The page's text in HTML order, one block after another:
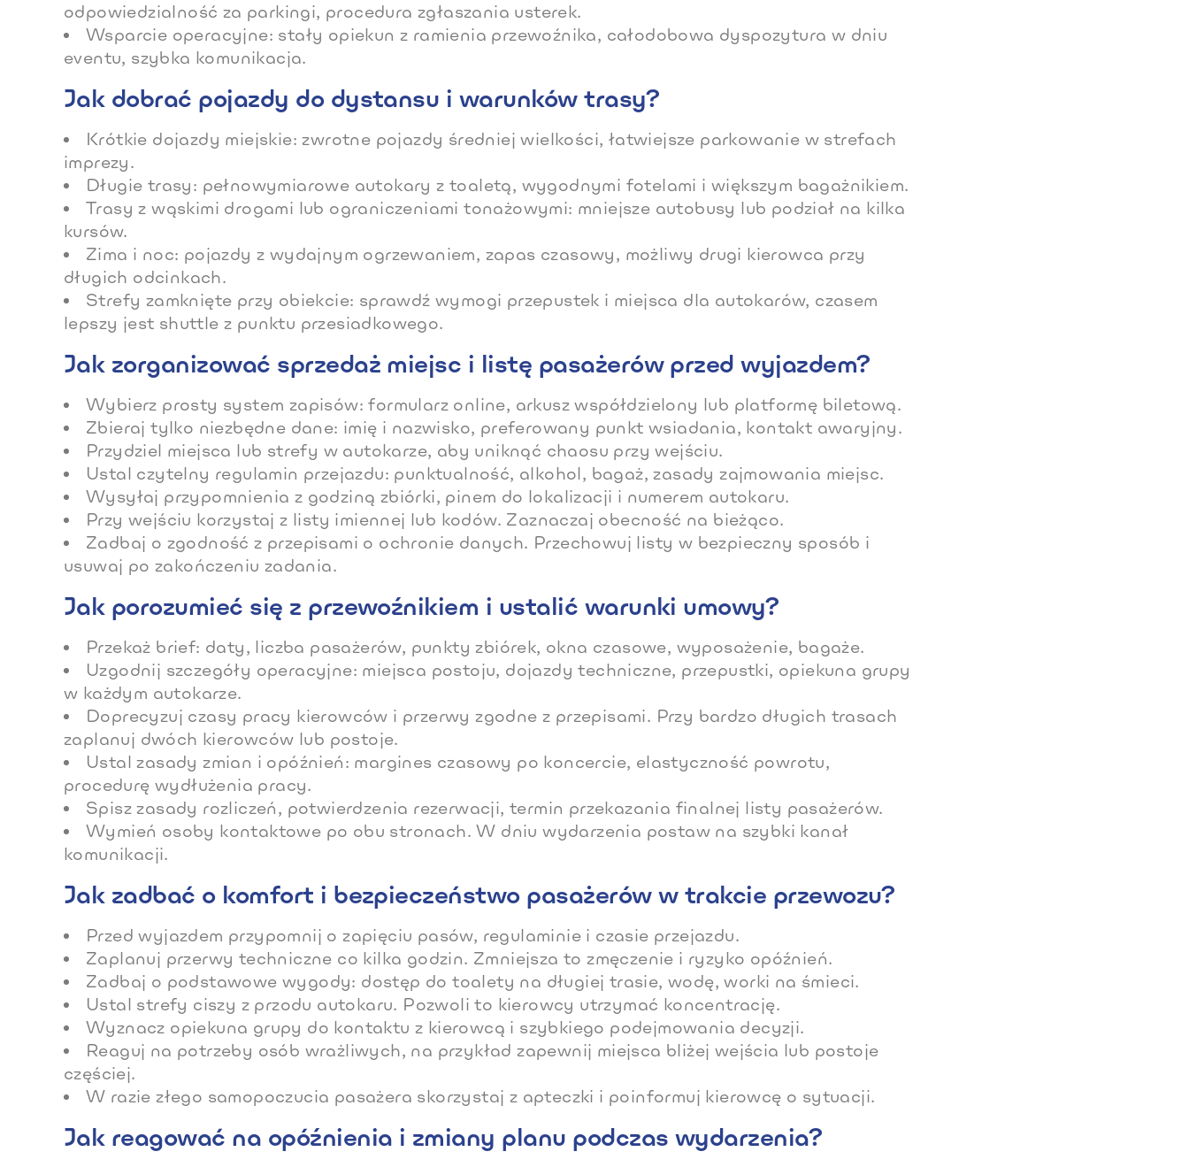
odpowiedzialność za parkingi, procedura zgłaszania usterek.
Wsparcie operacyjne: stały opiekun z ramienia przewoźnika, całodobowa dyspozytura w dniu
eventu, szybka komunikacja.
Jak dobrać pojazdy do dystansu i warunków trasy?
Krótkie dojazdy miejskie: zwrotne pojazdy średniej wielkości, łatwiejsze parkowanie w strefach
imprezy.
Długie trasy: pełnowymiarowe autokary z toaletą, wygodnymi fotelami i większym bagażnikiem.
Trasy z wąskimi drogami lub ograniczeniami tonażowymi: mniejsze autobusy lub podział na kilka
kursów.
Zima i noc: pojazdy z wydajnym ogrzewaniem, zapas czasowy, możliwy drugi kierowca przy
długich odcinkach.
Strefy zamknięte przy obiekcie: sprawdź wymogi przepustek i miejsca dla autokarów, czasem
lepszy jest shuttle z punktu przesiadkowego.
Jak zorganizować sprzedaż miejsc i listę pasażerów przed wyjazdem?
Wybierz prosty system zapisów: formularz online, arkusz współdzielony lub platformę biletową.
Zbieraj tylko niezbędne dane: imię i nazwisko, preferowany punkt wsiadania, kontakt awaryjny.
Przydziel miejsca lub strefy w autokarze, aby uniknąć chaosu przy wejściu.
Ustal czytelny regulamin przejazdu: punktualność, alkohol, bagaż, zasady zajmowania miejsc.
Wysyłaj przypomnienia z godziną zbiórki, pinem do lokalizacji i numerem autokaru.
Przy wejściu korzystaj z listy imiennej lub kodów. Zaznaczaj obecność na bieżąco.
Zadbaj o zgodność z przepisami o ochronie danych. Przechowuj listy w bezpieczny sposób i
usuwaj po zakończeniu zadania.
Jak porozumieć się z przewoźnikiem i ustalić warunki umowy?
Przekaż brief: daty, liczba pasażerów, punkty zbiórek, okna czasowe, wyposażenie, bagaże.
Uzgodnij szczegóły operacyjne: miejsca postoju, dojazdy techniczne, przepustki, opiekuna grupy
w każdym autokarze.
Doprecyzuj czasy pracy kierowców i przerwy zgodne z przepisami. Przy bardzo długich trasach
zaplanuj dwóch kierowców lub postoje.
Ustal zasady zmian i opóźnień: margines czasowy po koncercie, elastyczność powrotu,
procedurę wydłużenia pracy.
Spisz zasady rozliczeń, potwierdzenia rezerwacji, termin przekazania finalnej listy pasażerów.
Wymień osoby kontaktowe po obu stronach. W dniu wydarzenia postaw na szybki kanał
komunikacji.
Jak zadbać o komfort i bezpieczeństwo pasażerów w trakcie przewozu?
Przed wyjazdem przypomnij o zapięciu pasów, regulaminie i czasie przejazdu.
Zaplanuj przerwy techniczne co kilka godzin. Zmniejsza to zmęczenie i ryzyko opóźnień.
Zadbaj o podstawowe wygody: dostęp do toalety na długiej trasie, wodę, worki na śmieci.
Ustal strefy ciszy z przodu autokaru. Pozwoli to kierowcy utrzymać koncentrację.
Wyznacz opiekuna grupy do kontaktu z kierowcą i szybkiego podejmowania decyzji.
Reaguj na potrzeby osób wrażliwych, na przykład zapewnij miejsca bliżej wejścia lub postoje
częściej.
W razie złego samopoczucia pasażera skorzystaj z apteczki i poinformuj kierowcę o sytuacji.
Jak reagować na opóźnienia i zmiany planu podczas wydarzenia?